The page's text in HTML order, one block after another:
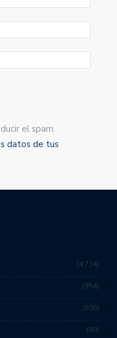
el spam.
datos de tus
4,734
354
506
89